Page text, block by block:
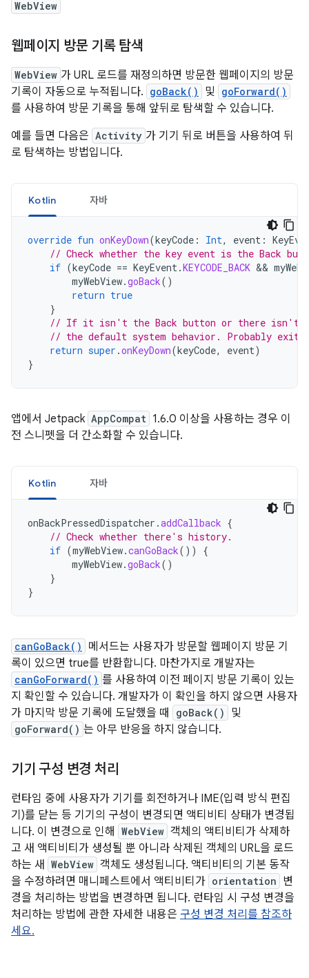
WebView
웹페이지 방문 기록 탐색
WebView 가 URL 로드를 재정의하면 방문한 웹페이지의 방문
기록이 자동으로 누적됩니다. goBack() 및 goForward()
를 사용하여 방문 기록을 통해 앞뒤로 탐색할 수 있습니다.
예를 들면 다음은 Activity 가 기기 뒤로 버튼을 사용하여 뒤
로 탐색하는 방법입니다.
Kotlin 자바
override fun onKeyDown(keyCode : Int, event :
// Check whether the key event is the Back
if (keyCode == KeyEvent.KEYCODE_BACK &&
myWebView.goBack()
return true
}
// If it isn't the Back button or there isn't
// the default system behavior. Probably
return super .onKeyDown(keyCode, event)
}
앱에서 Jetpack AppCompat 1.6.0 이상을 사용하는 경우 이
전 스니펫을 더 간소화할 수 있습니다.
Kotlin 자바
onBackPressedDispatcher .addCallback {
// Check whether there's history.
if (myWebView.canGoBack())
{
myWebView.goBack()
}
}
canGoBack()
메서드는 사용자가 방문할 웹페이지 방문 기
록이 있으면 true를 반환합니다. 마찬가지로 개발자는
canGoForward() 를 사용하여 이전 페이지 방문 기록이 있는
지 확인할 수 있습니다. 개발자가 이 확인을 하지 않으면 사용자
가 마지막 방문 기록에 도달했을 때
goBack() 및
goForward() 는 아무 반응을 하지 않습니다.
기기 구성 변경 처리
런타임 중에 사용자가 기기를 회전하거나 IME(입력 방식 편집
기)를 닫는 등 기기의 구성이 변경되면 액티비티 상태가 변경됩
니다. 이 변경으로 인해
WebView 객체의 액티비티가 삭제하
고 새 액티비티가 생성될 뿐 아니라 삭제된 객체의 URL을 로드
하는 새
WebView 객체도 생성됩니다. 액티비티의 기본 동작
을 수정하려면 매니페스트에서 액티비티가 orientation 변
경을 처리하는 방법을 변경하면 됩니다. 런타임 시 구성 변경을
처리하는 방법에 관한 자세한 내용은 구성 변경 처리를 참조하
세요.